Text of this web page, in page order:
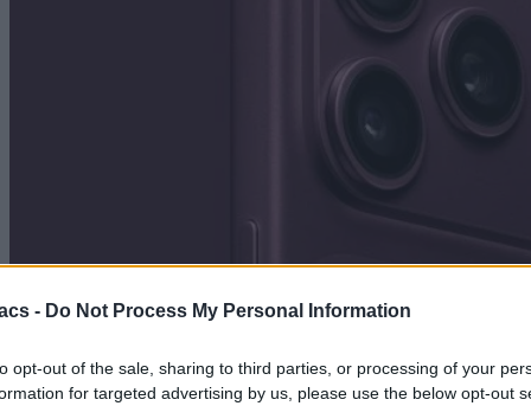
- Do Not Process My Personal Information
opt-out of the sale, sharing to third parties, or processing of your
for targeted advertising by us, please use the below opt-out
Technology